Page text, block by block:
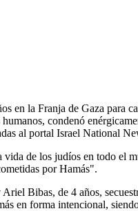
en la Franja de Gaza para
condenó
al portal Israel National
de los judíos en todo el
por Hamás".
Bibas, de 4 años,
en forma intencional,